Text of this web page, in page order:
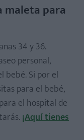
maleta para
34 y 36.
personal,
bebé. Si por el
para el bebé,
el hospital de
¡Aquí tienes